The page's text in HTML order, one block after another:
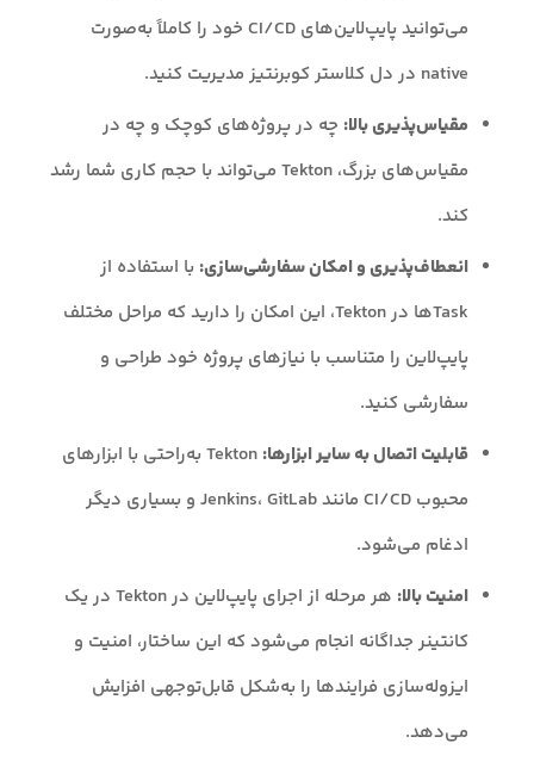
می‌توانید پایپ‌لاین‌های CI/CD خود را کاملاً به‌صورت
native در دل کلاستر کوبرنتیز مدیریت کنید.
مقیاس‌پذیری بالا: چه در پروژه‌های کوچک و چه در
مقیاس‌های بزرگ، Tekton می‌تواند با حجم کاری شما رشد
کند.
انعطاف‌پذیری و امکان سفارشی‌سازی: با استفاده از
Taskها در Tekton، این امکان را دارید که مراحل مختلف
پایپ‌لاین را متناسب با نیازهای پروژه خود طراحی و
سفارشی کنید.
قابلیت اتصال به سایر ابزارها:
Tekton به‌راحتی با ابزارهای
محبوب CI/CD مانند Jenkins، GitLab و بسیاری دیگر
ادغام می‌شود.
امنیت بالا:
هر مرحله از اجرای پایپ‌لاین در Tekton در یک
کانتینر جداگانه انجام می‌شود که این ساختار، امنیت و
ایزوله‌سازی فرایندها را به‌شکل قابل‌توجهی افزایش
می‌دهد.